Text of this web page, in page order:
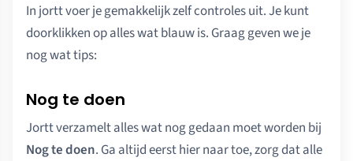
In jortt voer je gemakkelijk zelf controles uit. Je kunt
doorklikken op alles wat blauw is. Graag geven we je
nog wat tips:
Nog te doen
Jortt verzamelt alles wat nog gedaan moet worden bij
Nog te doen. Ga altijd eerst hier naar toe, zorg dat alle